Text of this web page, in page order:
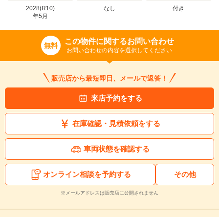
2028(R10)
年5 月
なし
付き
無料 この物件に関するお問い合わせ
お問い合わせの内容を選択してください
販売店から最短即日、メールで返答！
来店予約をする
在庫確認・見積依頼をする
車両状態を確認する
オンライン相談を予約する その他
※メールアドレスは販売店に公開されません